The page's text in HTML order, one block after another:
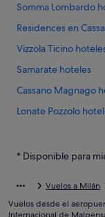
Somma Lombardo
Residences en
Vizzola Ticino
Samarate hoteles
Cassano Magnago
Lonate Pozzolo
Cascina Elisa hoteles
Gallarate hoteles
* Disponible para
Vuelos a Milán
Vuelos desde el